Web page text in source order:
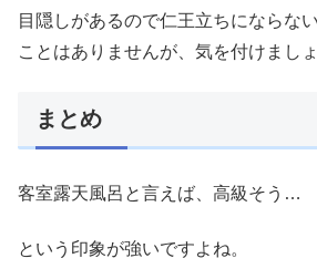
目隠しがあるので仁王立ちにならな
ことはありませんが、気を付けましょ
まとめ
客室露天風呂と言えば、高級そう…
という印象が強いですよね。